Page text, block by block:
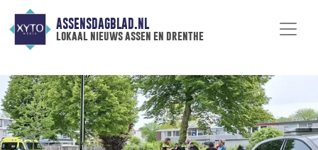
ASSENSDAGBLAD.NL
lokaal nieuws assen en drenthe